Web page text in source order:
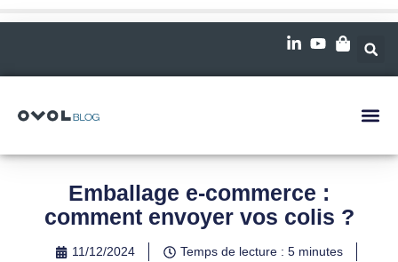
Emballage e-commerce :
comment envoyer vos colis ?
11/12/2024
Temps de lecture : 5 minutes